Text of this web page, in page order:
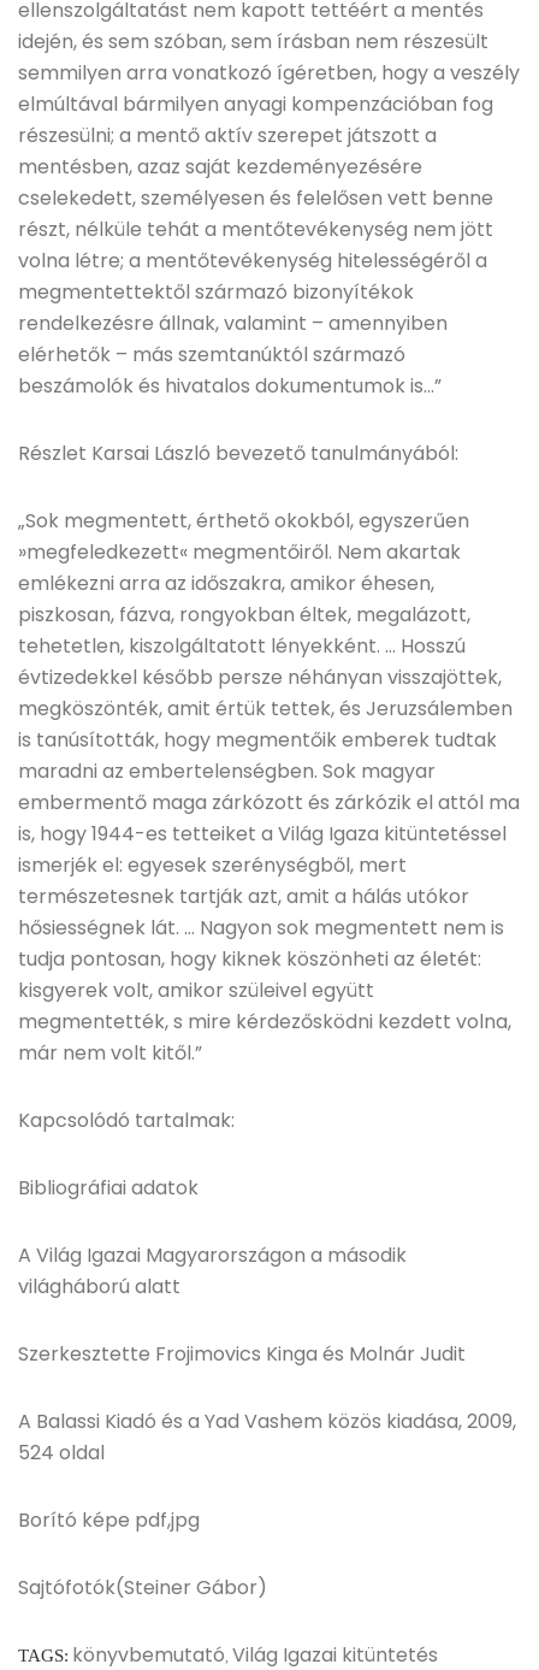
ellenszolgáltatást nem kapott tettéért a mentés
idején, és sem szóban, sem írásban nem részesült
semmilyen arra vonatkozó ígéretben, hogy a veszély
elmúltával bármilyen anyagi kompenzációban fog
részesülni; a mentő aktív szerepet játszott a
mentésben, azaz saját kezdeményezésére
cselekedett, személyesen és felelősen vett benne
részt, nélküle tehát a mentőtevékenység nem jött
volna létre; a mentőtevékenység hitelességéről a
megmentettektől származó bizonyítékok
rendelkezésre állnak, valamint – amennyiben
elérhetők – más szemtanúktól származó
beszámolók és hivatalos dokumentumok is…”
Részlet Karsai László bevezető tanulmányából:
„Sok megmentett, érthető okokból, egyszerűen
»megfeledkezett« megmentőiről. Nem akartak
emlékezni arra az időszakra, amikor éhesen,
piszkosan, fázva, rongyokban éltek, megalázott,
tehetetlen, kiszolgáltatott lényekként. … Hosszú
évtizedekkel később persze néhányan visszajöttek,
megköszönték, amit értük tettek, és Jeruzsálemben
is tanúsították, hogy megmentőik emberek tudtak
maradni az embertelenségben. Sok magyar
embermentő maga zárkózott és zárkózik el attól ma
is, hogy 1944-es tetteiket a Világ Igaza kitüntetéssel
ismerjék el: egyesek szerénységből, mert
természetesnek tartják azt, amit a hálás utókor
hősiességnek lát. … Nagyon sok megmentett nem is
tudja pontosan, hogy kiknek köszönheti az életét:
kisgyerek volt, amikor szüleivel együtt
megmentették, s mire kérdezősködni kezdett volna,
már nem volt kitől.”
Kapcsolódó tartalmak:
Bibliográfiai adatok
A Világ Igazai Magyarországon a második
világháború alatt
Szerkesztette Frojimovics Kinga és Molnár Judit
A Balassi Kiadó és a Yad Vashem közös kiadása, 2009,
524 oldal
Borító képe pdf,jpg
Sajtófotók(Steiner Gábor)
TAGS: könyvbemutató, Világ Igazai kitüntetés